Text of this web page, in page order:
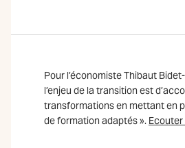
Pour l’économiste Thibaut
l’enjeu de la transition est
transformations en mettant en
de formation adaptés ». Ecouter